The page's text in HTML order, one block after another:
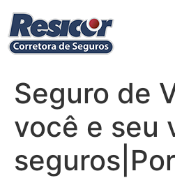
para
conteúdo
Seguro de
você e seu